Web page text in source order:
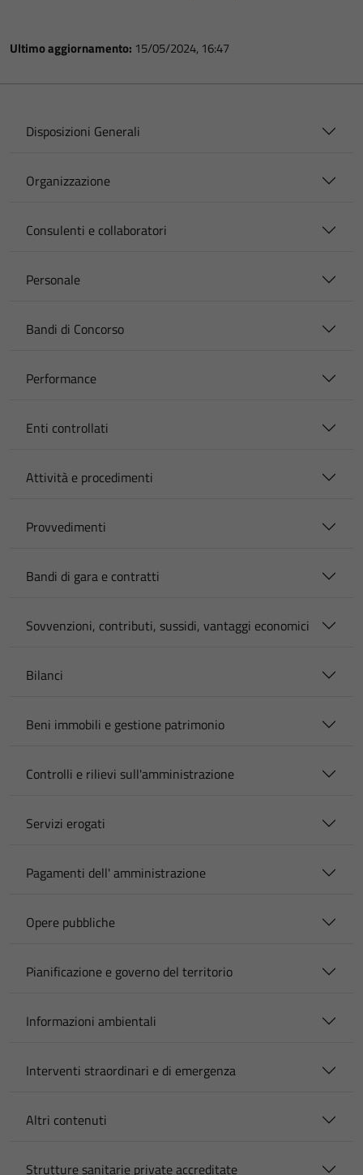
Ultimo aggiornamento: 15/05/2024, 16:47
Disposizioni Generali
Organizzazione
Consulenti e collaboratori
Personale
Bandi di Concorso
Performance
Enti controllati
Attività e procedimenti
Provvedimenti
Bandi di gara e contratti
Sovvenzioni, contributi, sussidi, vantaggi economici
Bilanci
Beni immobili e gestione patrimonio
Controlli e rilievi sull'amministrazione
Servizi erogati
Pagamenti dell' amministrazione
Opere pubbliche
Pianificazione e governo del territorio
Informazioni ambientali
Interventi straordinari e di emergenza
Altri contenuti
Strutture sanitarie private accreditate